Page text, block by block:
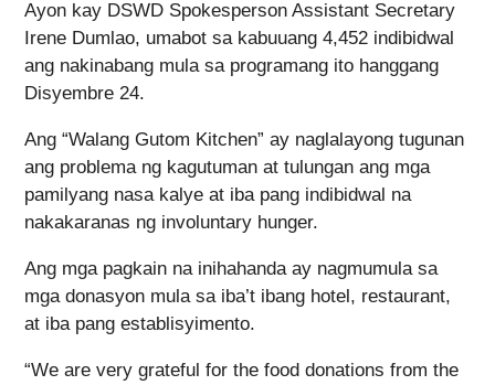
Ayon kay DSWD Spokesperson Assistant Secretary
Irene Dumlao, umabot sa kabuuang 4,452 indibidwal
ang nakinabang mula sa programang ito hanggang
Disyembre 24.
Ang “Walang Gutom Kitchen” ay naglalayong tugunan
ang problema ng kagutuman at tulungan ang mga
pamilyang nasa kalye at iba pang indibidwal na
nakakaranas ng involuntary hunger.
Ang mga pagkain na inihahanda ay nagmumula sa
mga donasyon mula sa iba’t ibang hotel, restaurant,
at iba pang establisyimento.
“We are very grateful for the food donations from the